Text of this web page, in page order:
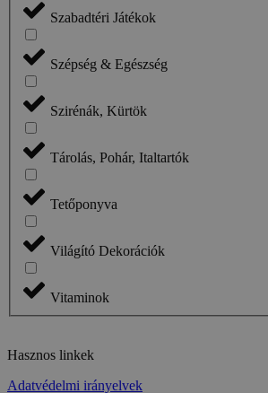
Szabadtéri Játékok
Szépség & Egészség
Szirénák, Kürtök
Tárolás, Pohár, Italtartók
Tetőponyva
Világító Dekorációk
Vitaminok
Hasznos linkek
Adatvédelmi irányelvek